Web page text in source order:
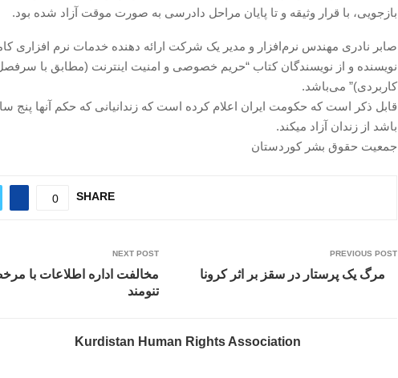
بازجویی، با قرار وثیقه و تا پایان مراحل دادرسی به صورت موقت آزاد شده بود.
صابر نادری مهندس نرم‌افزار و مدیر یک شرکت ارائه دهنده خدمات نرم افزاری
نویسنده و از نویسندگان کتاب “حریم خصوصی و امنیت اینترنت (مطابق با
کاربردی)” می‌باشد.
قابل ذکر است که حکومت ایران اعلام کرده است که زندانیانی که حکم آنها پنج
باشد از زندان آزاد میکند.
جمعیت حقوق بشر کوردستان
SHARE
0
PREVIOUS POST
مرگ یک پرستار در سقز بر اثر کرونا
NEXT POST
مخالفت اداره اطلاعات با
تنومند
Kurdistan Human Rights Association